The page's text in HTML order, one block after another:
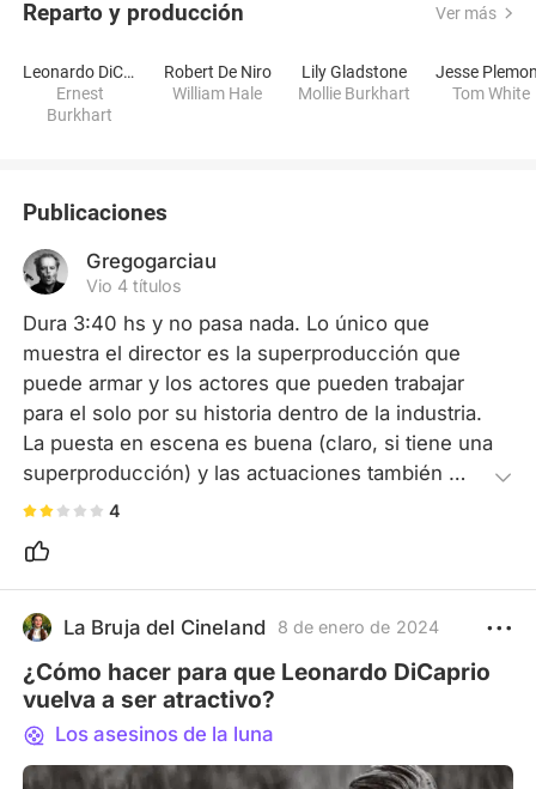
Reparto y producción Ver más
Leonardo DiCaprio
Ernest
Burkhart
Robert De Niro
William Hale
Lily Gladstone
Mollie Burkhart
Jesse
Tom White
Publicaciones
Gregogarciau
Vio 4 títulos
Dura 3:40 hs y no pasa nada. Lo único que
muestra el director es la superproducción que
puede armar y los actores que pueden trabajar
para el solo por su historia dentro de la industria.
La puesta en escena es buena (claro, si tiene una
superproducción) y las actuaciones también
están bien, pero la trama es lenta y sin
miniserie de 4 capítulos donde no elimine las
escenas de acción. Acá donde uno espera que
hayan tiros y peleas como Scorsese nos ha
solo para "acortar" la película.
4
La Bruja del Cineland 8 de enero de 2024
¿Cómo hacer para que Leonardo DiCaprio
vuelva a ser atractivo?
Los asesinos de la luna